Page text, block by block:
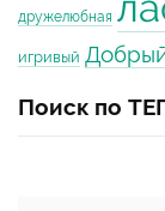
дружелюбная
игривый
Поиск по